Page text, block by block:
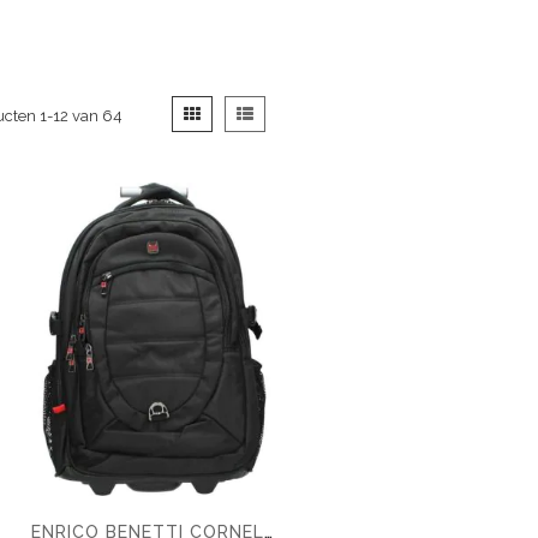
1-12 van 64
Tonen
als
Foto-
tabel
Lijst
ENRICO BENETTI CORNELL TROLLEY RUGZAK